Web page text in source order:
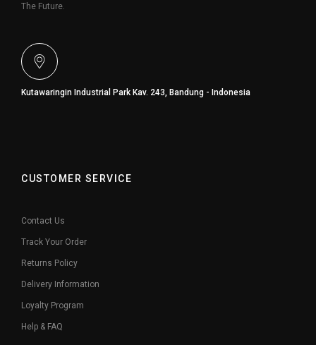
The Future.
Kutawaringin Industrial Park Kav. 243, Bandung - Indonesia
CUSTOMER SERVICE
Contact Us
Track Your Order
Returns Policy
Delivery Information
Loyalty Program
Help & FAQ